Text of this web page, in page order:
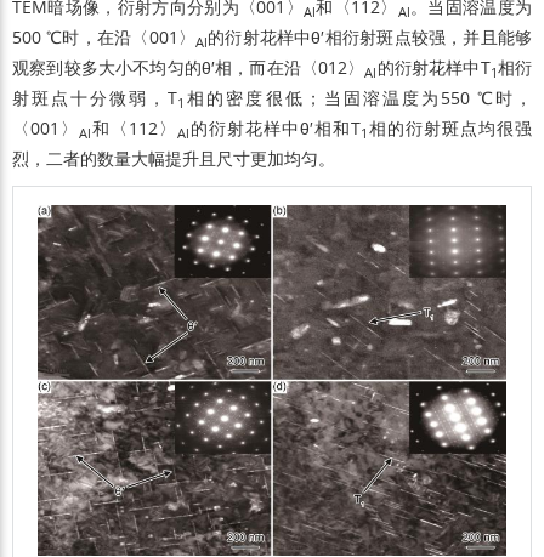
TEM暗场像，衍射方向分别为〈001〉
Al和〈112〉 Al。当固溶温度为
500 ℃时，在沿〈001〉
Al的衍射花样中θ′相衍射斑点较强，并且能够
观察到较多大小不均匀的θ′相，而在沿〈012〉
Al 的衍射花样中T1相衍
射斑点十分微弱，T1 相的密度很低；当固溶温度为550 ℃时，
〈001〉
Al和〈112〉 Al 的衍射花样中θ′相和T1 相的衍射斑点均很强
烈，二者的数量大幅提升且尺寸更加均匀。